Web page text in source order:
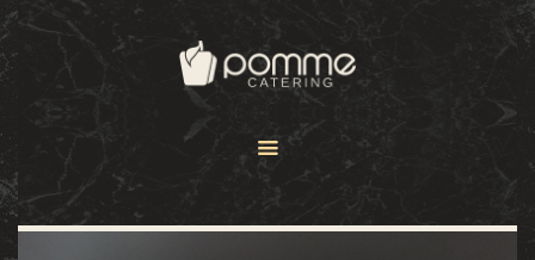
HOME
OFERTA